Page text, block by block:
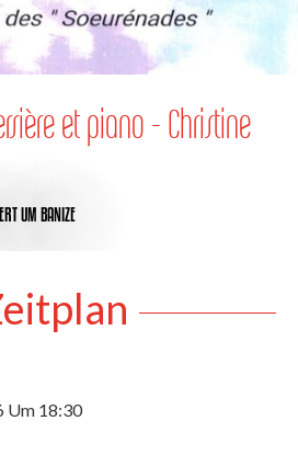
et piano - Christine
UM BANIZE
Um 18:30